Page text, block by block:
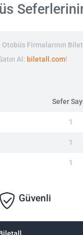
Firmalarının
Al: biletall.com!
Sefer
1
1
1
Güvenli